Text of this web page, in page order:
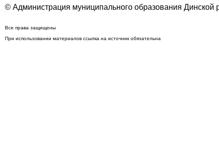
© Администрация муниципального образования Динской
Все права защищены
При использовании материалов ссылка на источник обязательна